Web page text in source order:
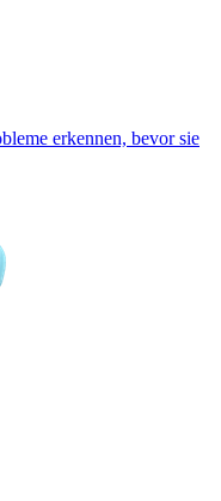
erkennen, bevor sie